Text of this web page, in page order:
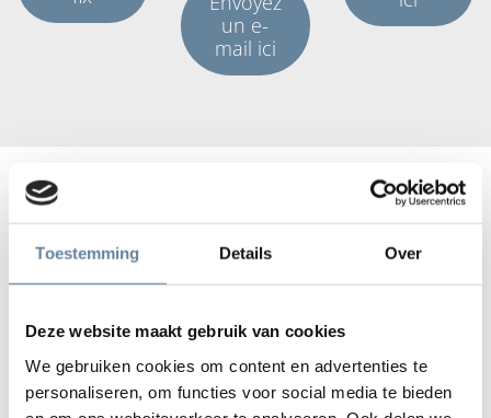
Toestemming Details Over
Deze website maakt gebruik van cookies
We gebruiken cookies om content en advertenties te
personaliseren, om functies voor social media te bieden
un e-
mail ici
Complétez vos données et nous
vous contacterons au plus vite